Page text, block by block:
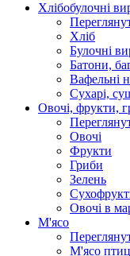
Хлібобулочні
Хліб
Булочні
Батони,
Вафельні
Сухарі,
Овочі, фрукти,
Овочі
Фрукти
Гриби
Зелень
Овочі в
М'ясо
М'ясо